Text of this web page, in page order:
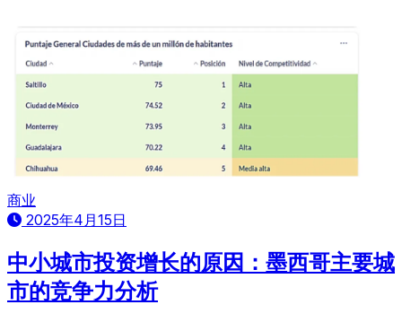
商业
2025年4月15日
中小城市投资增长的原因：墨西哥主要城
市的竞争力分析